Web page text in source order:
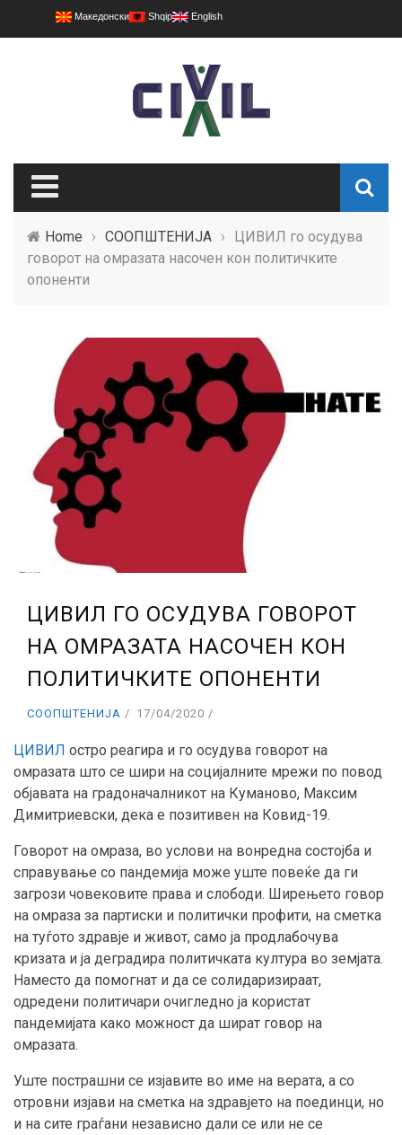
Македонски Shqip English
Home › СООПШТЕНИЈА ›
ЦИВИЛ го осудува
говорот на омразата насочен кон политичките
опоненти
ЦИВИЛ ГО ОСУДУВА ГОВОРОТ
НА ОМРАЗАТА НАСОЧЕН КОН
ПОЛИТИЧКИТЕ ОПОНЕНТИ
СООПШТЕНИЈА 17/04/2020
ЦИВИЛ остро реагира и го осудува говорот на
омразата што се шири на социјалните мрежи по повод
објавата на градоначалникот на Куманово, Максим
Димитриевски, дека е позитивен на Ковид-19.
Говорот на омраза, во услови на вонредна состојба и
справување со пандемија може уште повеќе да ги
загрози човековите права и слободи. Ширењето говор
на омраза за партиски и политички профити, на сметка
на туѓото здравје и живот, само ја продлабочува
кризата и ја деградира политичката култура во земјата.
Наместо да помогнат и да се солидаризираат,
одредени политичари очигледно ја користат
пандемијата како можност да шират говор на
омразата.
Уште пострашни се изјавите во име на верата, а со
отровни изјави на сметка на здравјето на поединци, но
и на сите граѓани независно дали се или не се